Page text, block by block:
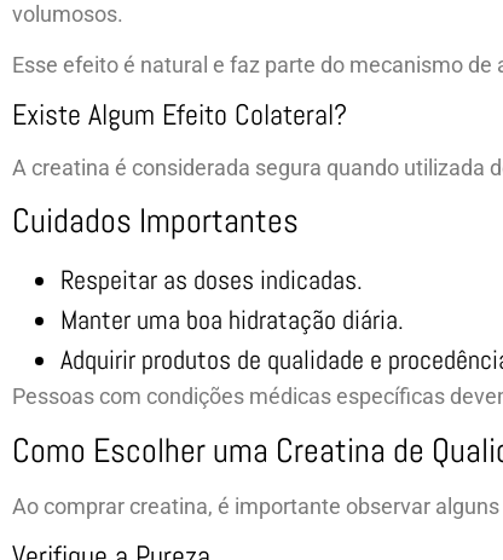
volumosos.
Esse efeito é natural e faz parte do mecanismo de
Existe Algum Efeito Colateral?
A creatina é considerada segura quando utilizada
Cuidados Importantes
Respeitar as doses indicadas.
Manter uma boa hidratação diária.
Adquirir produtos de qualidade e
Pessoas com condições médicas específicas
Como Escolher uma Creatina de
Ao comprar creatina, é importante observar